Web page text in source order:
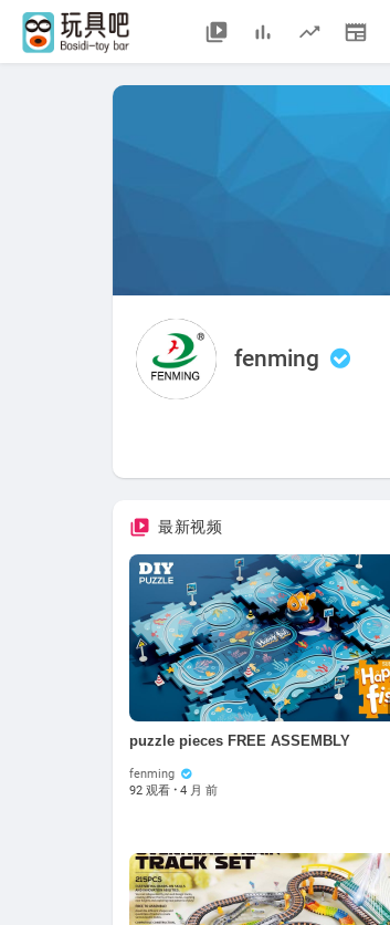
fenming
最新视频
puzzle pieces FREE ASSEMBLY
fenming
92 观看 · 4 月 前